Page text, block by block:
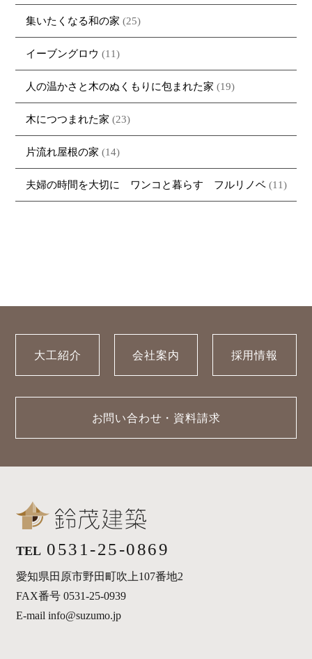
集いたくなる和の家 (25)
イーブングロウ (11)
人の温かさと木のぬくもりに包まれた家 (19)
木につつまれた家 (23)
片流れ屋根の家 (14)
夫婦の時間を大切に ワンコと暮らす フルリノベ (11)
大工紹介 会社案内 採用情報
お問い合わせ・資料請求
TEL 0531-25-0869
愛知県田原市野田町吹上107番地2
FAX番号 0531-25-0939
E-mail info@suzumo.jp